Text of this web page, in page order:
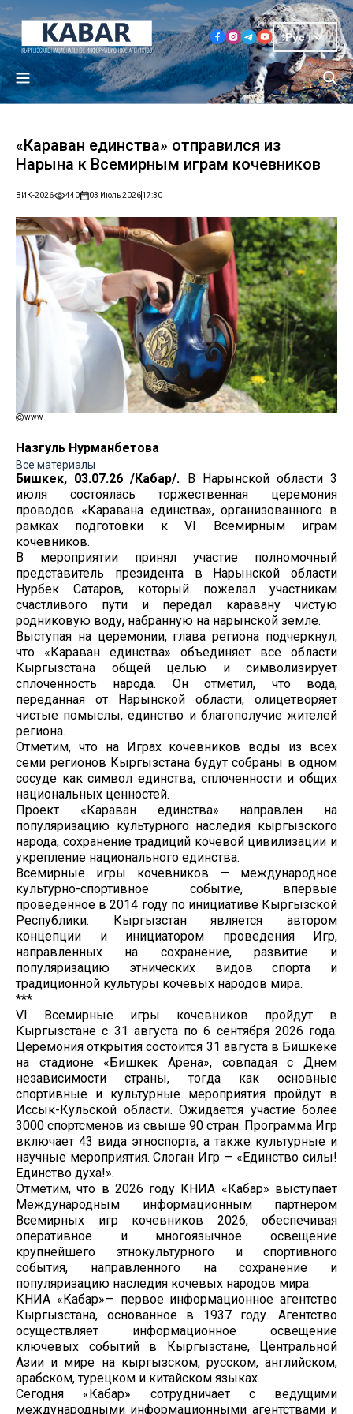
Рус
«Караван единства» отправился из
Нарына к Всемирным играм кочевников
ВИК-2026 440 03 Июль 202617:30
www
Назгуль Нурманбетова
Все материалы
Бишкек, 03.07.26 /Кабар/.
В Нарынской области 3
июля состоялась торжественная церемония
проводов «Каравана единства», организованного в
рамках подготовки к VI Всемирным играм
кочевников.
В мероприятии принял участие полномочный
представитель президента в Нарынской области
Нурбек Сатаров, который пожелал участникам
счастливого пути и передал каравану чистую
родниковую воду, набранную на нарынской земле.
Выступая на церемонии, глава региона подчеркнул,
что «Караван единства» объединяет все области
Кыргызстана общей целью и символизирует
сплоченность народа. Он отметил, что вода,
переданная от Нарынской области, олицетворяет
чистые помыслы, единство и благополучие жителей
региона.
Отметим, что на Играх кочевников воды из всех
семи регионов Кыргызстана будут собраны в одном
сосуде как символ единства, сплоченности и общих
национальных ценностей.
Проект «Караван единства» направлен на
популяризацию культурного наследия кыргызского
народа, сохранение традиций кочевой цивилизации и
укрепление национального единства.
Всемирные игры кочевников — международное
культурно-спортивное событие, впервые
проведенное в 2014 году по инициативе Кыргызской
Республики. Кыргызстан является автором
концепции и инициатором проведения Игр,
направленных на сохранение, развитие и
популяризацию этнических видов спорта и
традиционной культуры кочевых народов мира.
***
VI Всемирные игры кочевников пройдут в
Кыргызстане с 31 августа по 6 сентября 2026 года.
Церемония открытия состоится 31 августа в Бишкеке
на стадионе «Бишкек Арена», совпадая с Днем
независимости страны, тогда как основные
спортивные и культурные мероприятия пройдут в
Иссык-Кульской области. Ожидается участие более
3000 спортсменов из свыше 90 стран. Программа Игр
включает 43 вида этноспорта, а также культурные и
научные мероприятия. Слоган Игр — «Единство силы!
Единство духа!».
Отметим, что в 2026 году КНИА «Кабар» выступает
Международным информационным партнером
Всемирных игр кочевников 2026, обеспечивая
оперативное и многоязычное освещение
крупнейшего этнокультурного и спортивного
события, направленного на сохранение и
популяризацию наследия кочевых народов мира.
КНИА «Кабар»— первое информационное агентство
Кыргызстана, основанное в 1937 году. Агентство
осуществляет информационное освещение
ключевых событий в Кыргызстане, Центральной
Азии и мире на кыргызском, русском, английском,
арабском, турецком и китайском языках.
Сегодня «Кабар» сотрудничает с ведущими
международными информационными агентствами и